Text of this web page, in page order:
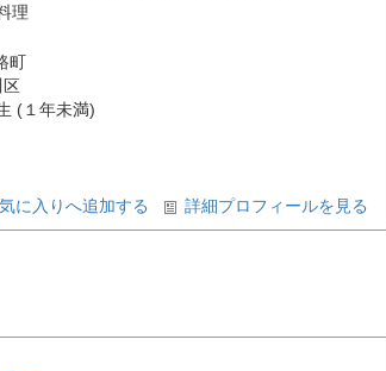
理
町
(１年未満)
に入りへ追加する 詳細プロフィールを見る